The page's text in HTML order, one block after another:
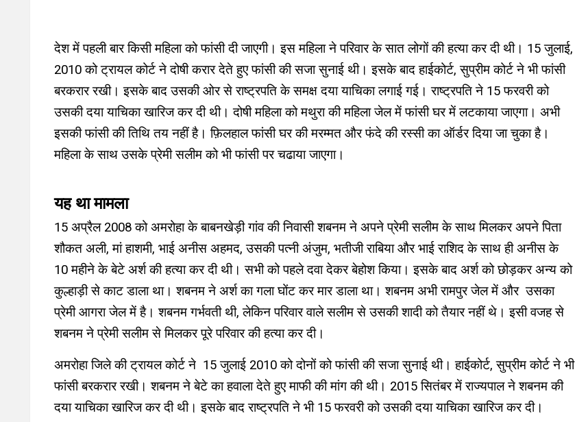
देश में पहली बार किसी महिला को फांसी दी जाएगी। इस महिला ने परिवार के सात लोगों की हत्या कर दी थी। 15 जुलाई,
2010 को ट्रायल कोर्ट ने दोषी करार देते हुए फांसी की सजा सुनाई थी। इसके बाद हाईकोर्ट, सुप्रीम कोर्ट ने भी फांसी
बरकरार रखी। इसके बाद उसकी ओर से राष्ट्रपति के समक्ष दया याचिका लगाई गई। राष्ट्रपति ने 15 फरवरी को
उसकी दया याचिका खारिज कर दी थी। दोषी महिला को मथुरा की महिला जेल में फांसी घर में लटकाया जाएगा। अभी
इसकी फांसी की तिथि तय नहीं है। फ़िलहाल फांसी घर की मरम्मत और फंदे की रस्सी का ऑर्डर दिया जा चुका है।
महिला के साथ उसके प्रेमी सलीम को भी फांसी पर चढाया जाएगा।
यह था मामला
15 अप्रैल 2008 को अमरोहा के बाबनखेड़ी गांव की निवासी शबनम ने अपने प्रेमी सलीम के साथ मिलकर अपने पिता
शौकत अली, मां हाशमी, भाई अनीस अहमद, उसकी पत्नी अंजुम, भतीजी राबिया और भाई राशिद के साथ ही अनीस के
10 महीने के बेटे अर्श की हत्या कर दी थी। सभी को पहले दवा देकर बेहोश किया। इसके बाद अर्श को छोड़कर अन्य को
कुल्हाड़ी से काट डाला था। शबनम ने अर्श का गला घोंट कर मार डाला था। शबनम अभी रामपुर जेल में और उसका
प्रेमी आगरा जेल में है। शबनम गर्भवती थी, लेकिन परिवार वाले सलीम से उसकी शादी को तैयार नहीं थे। इसी वजह से
शबनम ने प्रेमी सलीम से मिलकर पूरे परिवार की हत्या कर दी।
अमरोहा जिले की ट्रायल कोर्ट ने 15 जुलाई 2010 को दोनों को फांसी की सजा सुनाई थी। हाईकोर्ट, सुप्रीम कोर्ट ने भी
फांसी बरकरार रखी। शबनम ने बेटे का हवाला देते हुए माफी की मांग की थी। 2015 सितंबर में राज्यपाल ने शबनम की
दया याचिका खारिज कर दी थी। इसके बाद राष्ट्रपति ने भी 15 फरवरी को उसकी दया याचिका खारिज कर दी।